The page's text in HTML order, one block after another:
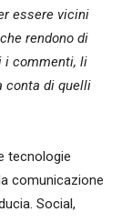
essere vicini
rendono di
i commenti, li
conta di quelli
tecnologie
comunicazione
Social,